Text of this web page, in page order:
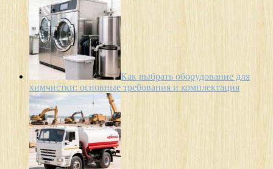
Как выбрать оборудование для
химчистки: основные требования и комплектация